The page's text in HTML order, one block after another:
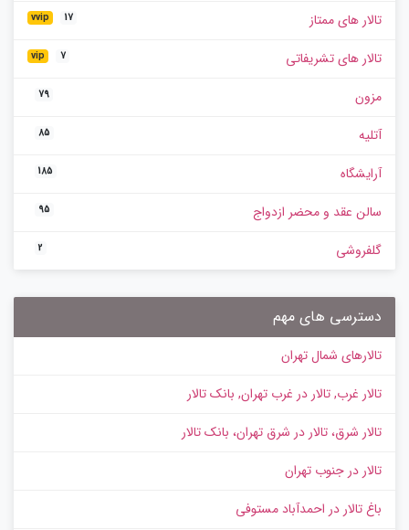
تالار های ممتاز vvip 17
تالار های تشریفاتی vip 7
مزون 79
آتلیه 85
آرایشگاه 185
سالن عقد و محضر ازدواج 95
گلفروشی 2
دسترسی های مهم
تالارهای شمال تهران
تالار غرب, تالار در غرب تهران, بانک تالار
تالار شرق، تالار در شرق تهران، بانک تالار
تالار در جنوب تهران
باغ تالار در احمدآباد مستوفی